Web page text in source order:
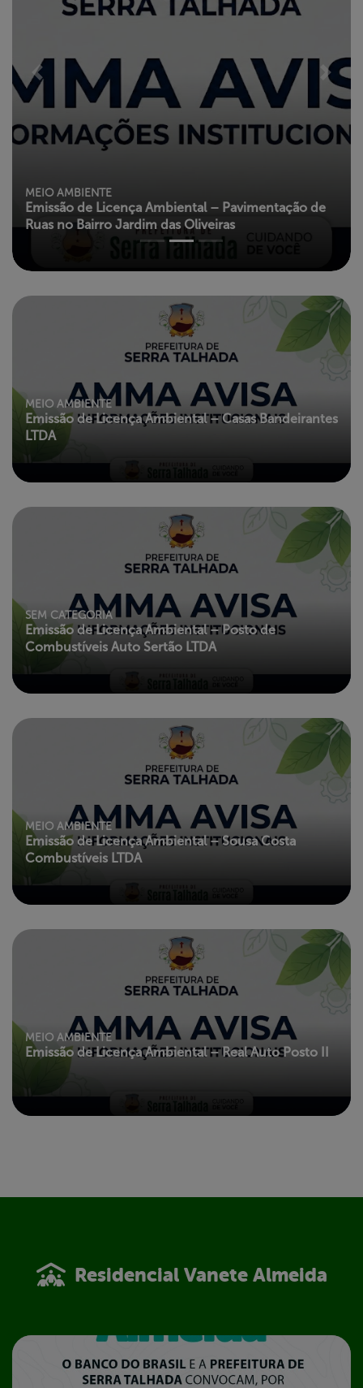
Previous Next
MEIO AMBIENTE
Emissão de Licença Ambiental – Pavimentação de
Ruas no Bairro Jardim das Oliveiras
MEIO AMBIENTE
Emissão de Licença Ambiental – Casas Bandeirantes
LTDA
SEM CATEGORIA
Emissão de Licença Ambiental – Posto de
Combustíveis Auto Sertão LTDA
MEIO AMBIENTE
Emissão de Licença Ambiental – Sousa Costa
Combustíveis LTDA
MEIO AMBIENTE
Emissão de Licença Ambiental – Real Auto Posto II
Residencial Vanete Almeida